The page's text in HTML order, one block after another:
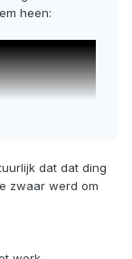
heen:
dat dat ding
zwaar werd om